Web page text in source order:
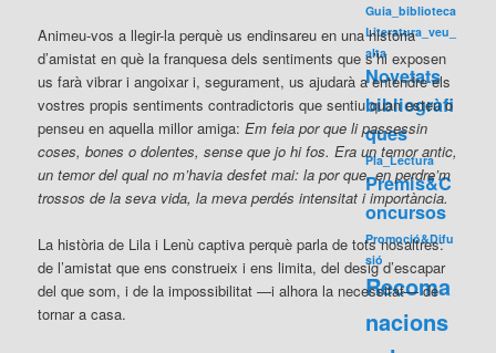
Animeu-vos a llegir-la perquè us endinsareu en una història
d’amistat en què la franquesa dels sentiments que s’hi exposen
us farà vibrar i angoixar i, segurament, us ajudarà a entendre els
vostres propis sentiments contradictoris que sentiu quan esteu o
penseu en aquella millor amiga:Em feia por que li passessin
coses, bones o dolentes, sense que jo hi fos. Era un temor antic,
un temor del qual no m’havia desfet mai: la por que, en perdre’m
trossos de la seva vida, la meva perdés intensitat i importància.
La història de Lila i Lenù captiva perquè parla de tots nosaltres:
de l’amistat que ens construeix i ens limita, del desig d’escapar
del que som, i de la impossibilitat —i alhora la necessitat— de
tornar a casa.
Guia_biblioteca
Literatura_veu_
alta
Novetats
bibliogràfi
ques
Pla_Lectura
Premis&C
oncursos
Promoció&Difu
sió
Recoma
nacions